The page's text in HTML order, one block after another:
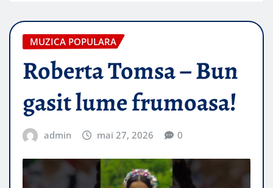
MUZICA POPULARA
Roberta Tomsa – Bun
gasit lume frumoasa!
admin mai 27, 2026 0